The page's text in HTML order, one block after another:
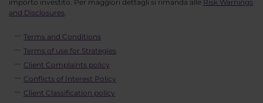
importo investito. Per maggiori dettagli si rimanda alle Risk Warnings
and Disclosures
Terms and Conditions
Terms of use for Strategies
Client Complaints policy
Conflicts of Interest Policy
Client Classification policy